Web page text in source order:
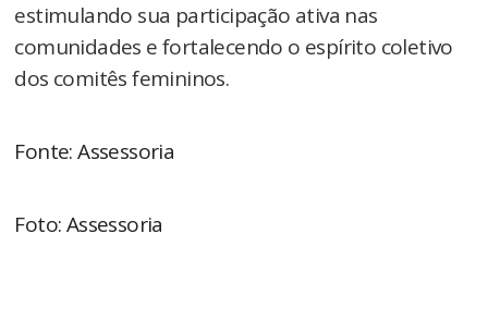
estimulando sua participação ativa nas
comunidades e fortalecendo o espírito coletivo
dos comitês femininos.
Fonte: Assessoria
Foto: Assessoria